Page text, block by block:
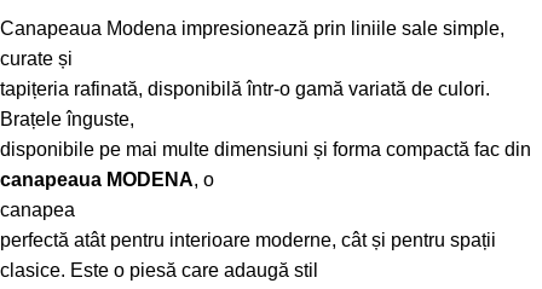
Canapeaua Modena impresionează prin liniile sale simple,
curate și
tapițeria rafinată, disponibilă într-o gamă variată de culori.
Brațele înguste,
disponibile pe mai multe dimensiuni și forma compactă fac din
canapeaua MODENA, o
canapea
perfectă atât pentru interioare moderne, cât și pentru spații
clasice. Este o piesă care adaugă stil